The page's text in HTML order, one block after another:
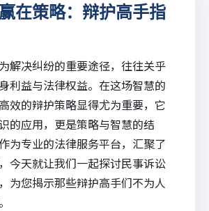
在策略：辩护高手指
解决纠纷的重要途径，往往关乎
利益与法律权益。在这场智慧的
效的辩护策略显得尤为重要，它
的应用，更是策略与智慧的结
为专业的法律服务平台，汇聚了
今天就让我们一起探讨民事诉讼
为您揭示那些辩护高手们不为人